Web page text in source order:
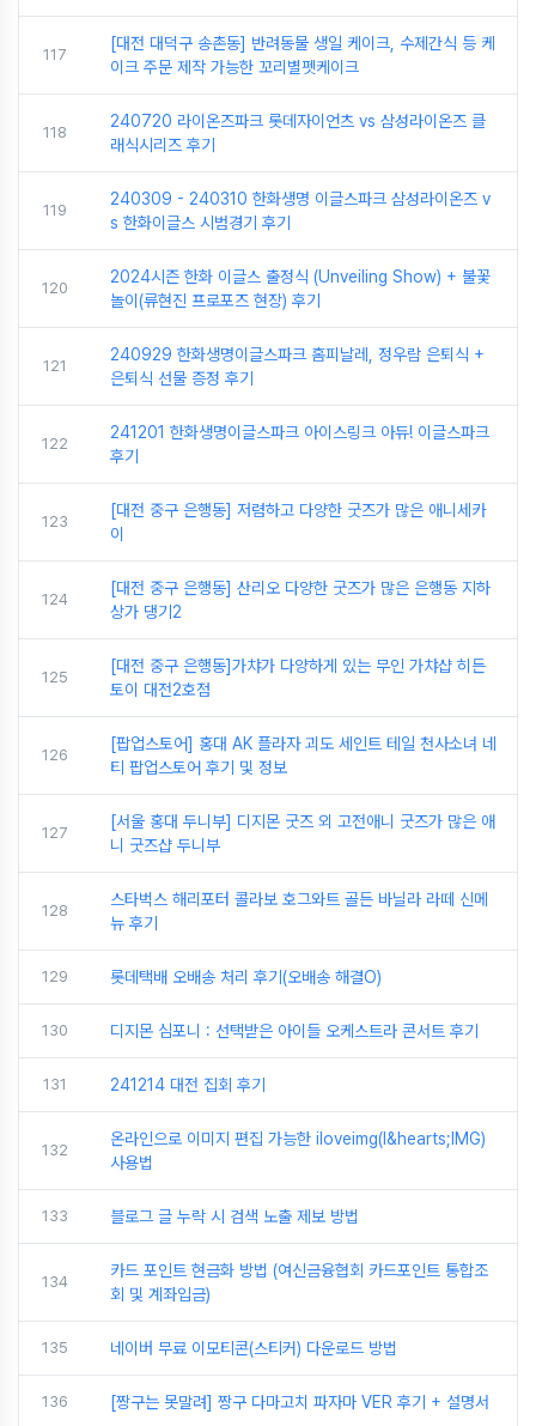
117
[대전 대덕구 송촌동] 반려동물 생일 케이크, 수제간식 등 케
이크 주문 제작 가능한 꼬리별펫케이크
118
240720 라이온즈파크 롯데자이언츠 vs 삼성라이온즈 클
래식시리즈 후기
119
240309 - 240310 한화생명 이글스파크 삼성라이온즈 v
s 한화이글스 시범경기 후기
120
2024시즌 한화 이글스 출정식 (Unveiling Show) + 불꽃
놀이(류현진 프로포즈 현장) 후기
121
240929 한화생명이글스파크 홈피날레, 정우람 은퇴식 +
은퇴식 선물 증정 후기
122
241201 한화생명이글스파크 아이스링크 아듀! 이글스파크
후기
123
[대전 중구 은행동] 저렴하고 다양한 굿즈가 많은 애니세카
이
124
[대전 중구 은행동] 산리오 다양한 굿즈가 많은 은행동 지하
상가 댕기2
125
[대전 중구 은행동]가챠가 다양하게 있는 무인 가챠샵 히든
토이 대전2호점
126
[팝업스토어] 홍대 AK 플라자 괴도 세인트 테일 천사소녀 네
티 팝업스토어 후기 및 정보
127
[서울 홍대 두니부] 디지몬 굿즈 외 고전애니 굿즈가 많은 애
니 굿즈샵 두니부
128
스타벅스 해리포터 콜라보 호그와트 골든 바닐라 라떼 신메
뉴 후기
129 롯데택배 오배송 처리 후기(오배송 해결O)
130 디지몬 심포니 : 선택받은 아이들 오케스트라 콘서트 후기
131 241214 대전 집회 후기
132
온라인으로 이미지 편집 가능한 iloveimg(I&hearts;IMG)
사용법
133 블로그 글 누락 시 검색 노출 제보 방법
134
카드 포인트 현금화 방법 (여신금융협회 카드포인트 통합조
회 및 계좌입금)
135 네이버 무료 이모티콘(스티커) 다운로드 방법
136 [짱구는 못말려] 짱구 다마고치 파자마 VER 후기 + 설명서